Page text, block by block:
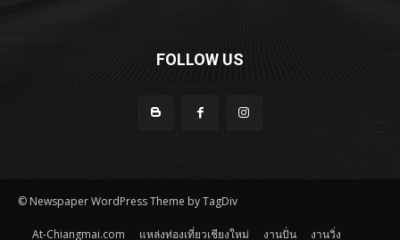
FOLLOW US
© Newspaper WordPress Theme by TagDiv
At-Chiangmai.com แหล่งท่องเที่ยวเชียงใหม่ งานปั่น งานวิ่ง